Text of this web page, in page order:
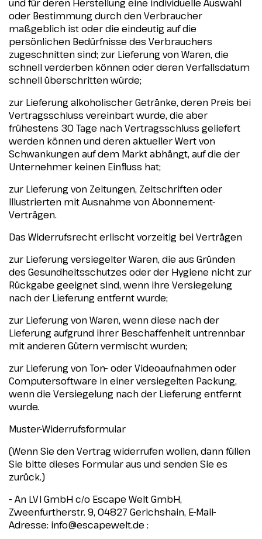
und für deren Herstellung eine individuelle Auswahl
oder Bestimmung durch den Verbraucher
maßgeblich ist oder die eindeutig auf die
persönlichen Bedürfnisse des Verbrauchers
zugeschnitten sind; zur Lieferung von Waren, die
schnell verderben können oder deren Verfallsdatum
schnell überschritten würde;
zur Lieferung alkoholischer Getränke, deren Preis bei
Vertragsschluss vereinbart wurde, die aber
frühestens 30 Tage nach Vertragsschluss geliefert
werden können und deren aktueller Wert von
Schwankungen auf dem Markt abhängt, auf die der
Unternehmer keinen Einfluss hat;
zur Lieferung von Zeitungen, Zeitschriften oder
Illustrierten mit Ausnahme von Abonnement-
Verträgen.
Das Widerrufsrecht erlischt vorzeitig bei Verträgen
zur Lieferung versiegelter Waren, die aus Gründen
des Gesundheitsschutzes oder der Hygiene nicht zur
Rückgabe geeignet sind, wenn ihre Versiegelung
nach der Lieferung entfernt wurde;
zur Lieferung von Waren, wenn diese nach der
Lieferung aufgrund ihrer Beschaffenheit untrennbar
mit anderen Gütern vermischt wurden;
zur Lieferung von Ton- oder Videoaufnahmen oder
Computersoftware in einer versiegelten Packung,
wenn die Versiegelung nach der Lieferung entfernt
wurde.
Muster-Widerrufsformular
(Wenn Sie den Vertrag widerrufen wollen, dann füllen
Sie bitte dieses Formular aus und senden Sie es
zurück.)
- An LVI GmbH c/o Escape Welt GmbH,
Zweenfurtherstr. 9, 04827 Gerichshain, E-Mail-
Adresse: info@escapewelt.de :